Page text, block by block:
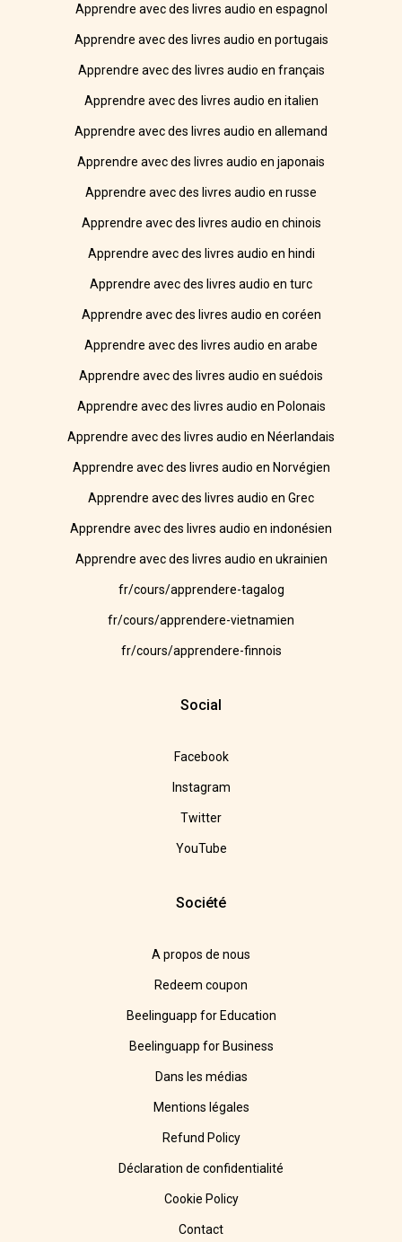
Apprendre avec des livres audio en espagnol
Apprendre avec des livres audio en portugais
Apprendre avec des livres audio en français
Apprendre avec des livres audio en italien
Apprendre avec des livres audio en allemand
Apprendre avec des livres audio en japonais
Apprendre avec des livres audio en russe
Apprendre avec des livres audio en chinois
Apprendre avec des livres audio en hindi
Apprendre avec des livres audio en turc
Apprendre avec des livres audio en coréen
Apprendre avec des livres audio en arabe
Apprendre avec des livres audio en suédois
Apprendre avec des livres audio en Polonais
Apprendre avec des livres audio en Néerlandais
Apprendre avec des livres audio en Norvégien
Apprendre avec des livres audio en Grec
Apprendre avec des livres audio en indonésien
Apprendre avec des livres audio en ukrainien
fr/cours/apprendere-tagalog
fr/cours/apprendere-vietnamien
fr/cours/apprendere-finnois
Social
Facebook
Instagram
Twitter
YouTube
Société
A propos de nous
Redeem coupon
Beelinguapp for Education
Beelinguapp for Business
Dans les médias
Mentions légales
Refund Policy
Déclaration de confidentialité
Cookie Policy
Contact